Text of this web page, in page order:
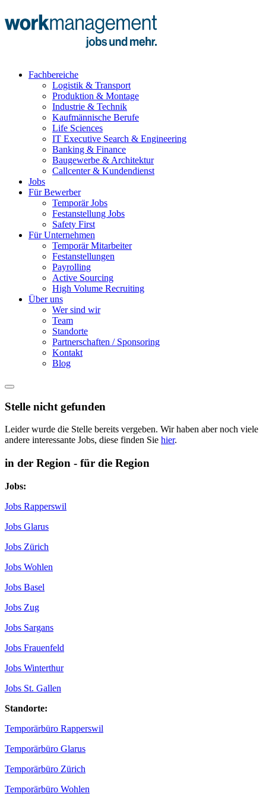
Fachbereiche
Logistik & Transport
Produktion & Montage
Industrie & Technik
Kaufmännische Berufe
Life Sciences
IT Executive Search & Engineering
Banking & Finance
Baugewerbe & Architektur
Callcenter & Kundendienst
Jobs
Für Bewerber
Temporär Jobs
Festanstellung Jobs
Safety First
Für Unternehmen
Temporär Mitarbeiter
Festanstellungen
Payrolling
Active Sourcing
High Volume Recruiting
Über uns
Wer sind wir
Team
Standorte
Partnerschaften / Sponsoring
Kontakt
Blog
Stelle nicht gefunden
Leider wurde die Stelle bereits vergeben. Wir haben aber noch viele
andere interessante Jobs, diese finden Sie hier.
in der Region - für die Region
Jobs:
Jobs Rapperswil
Jobs Glarus
Jobs Zürich
Jobs Wohlen
Jobs Basel
Jobs Zug
Jobs Sargans
Jobs Frauenfeld
Jobs Winterthur
Jobs St. Gallen
Standorte:
Temporärbüro Rapperswil
Temporärbüro Glarus
Temporärbüro Zürich
Temporärbüro Wohlen